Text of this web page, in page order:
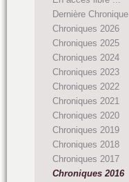
Dernière Chronique
Chroniques 2026
Chroniques 2025
Chroniques 2024
Chroniques 2023
Chroniques 2022
Chroniques 2021
Chroniques 2020
Chroniques 2019
Chroniques 2018
Chroniques 2017
Chroniques 2016